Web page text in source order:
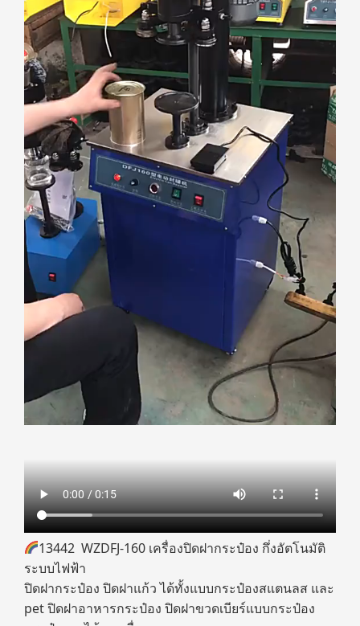
13442 WZDFJ-160 เครื่องปิดฝากระป๋อง กึ่งอัตโนมัติ
ระบบไฟฟ้า
ปิดฝากระป๋อง ปิดฝาแก้ว ได้ทั้งแบบกระป๋องสแตนลส และ
pet ปิดฝาอาหารกระป๋อง ปิดฝาขวดเบียร์แบบกระป๋อง